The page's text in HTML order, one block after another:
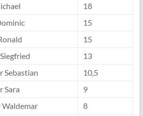
18
15
15
13
Sebastian
10,5
Sara
9
Waldemar
8